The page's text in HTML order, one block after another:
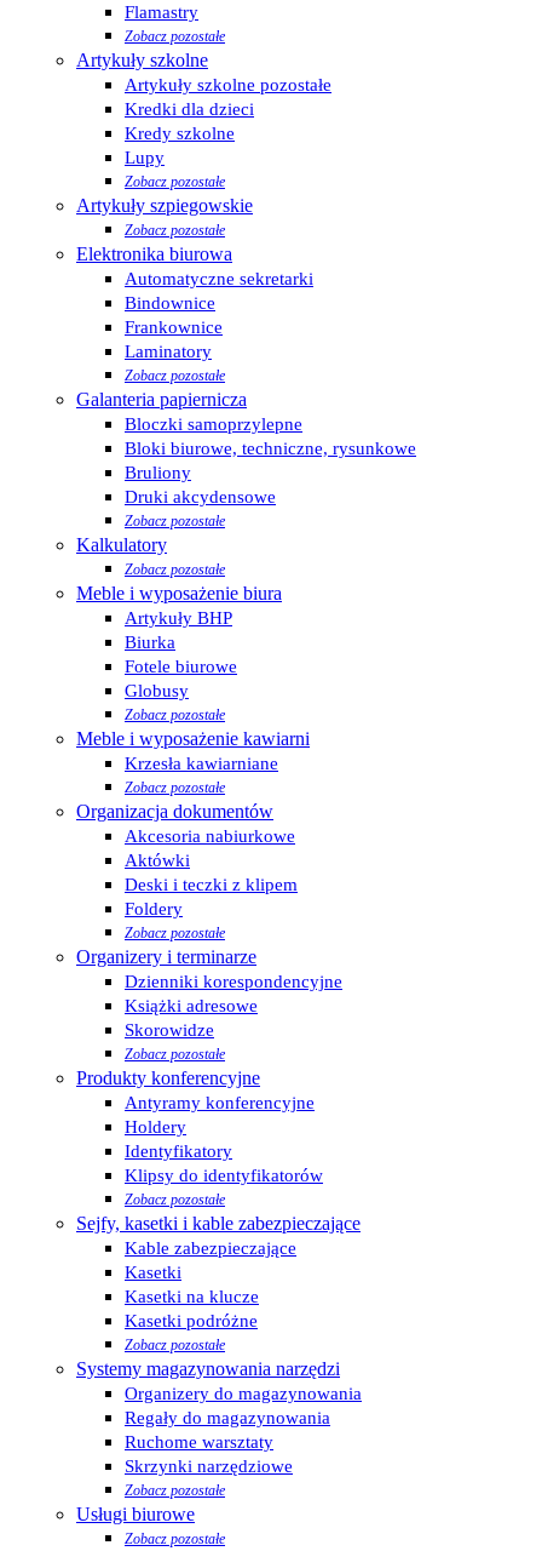
Flamastry
Zobacz pozostałe
Artykuły szkolne
Artykuły szkolne pozostałe
Kredki dla dzieci
Kredy szkolne
Lupy
Zobacz pozostałe
Artykuły szpiegowskie
Zobacz pozostałe
Elektronika biurowa
Automatyczne sekretarki
Bindownice
Frankownice
Laminatory
Zobacz pozostałe
Galanteria papiernicza
Bloczki samoprzylepne
Bloki biurowe, techniczne, rysunkowe
Bruliony
Druki akcydensowe
Zobacz pozostałe
Kalkulatory
Zobacz pozostałe
Meble i wyposażenie biura
Artykuły BHP
Biurka
Fotele biurowe
Globusy
Zobacz pozostałe
Meble i wyposażenie kawiarni
Krzesła kawiarniane
Zobacz pozostałe
Organizacja dokumentów
Akcesoria nabiurkowe
Aktówki
Deski i teczki z klipem
Foldery
Zobacz pozostałe
Organizery i terminarze
Dzienniki korespondencyjne
Książki adresowe
Skorowidze
Zobacz pozostałe
Produkty konferencyjne
Antyramy konferencyjne
Holdery
Identyfikatory
Klipsy do identyfikatorów
Zobacz pozostałe
Sejfy, kasetki i kable zabezpieczające
Kable zabezpieczające
Kasetki
Kasetki na klucze
Kasetki podróżne
Zobacz pozostałe
Systemy magazynowania narzędzi
Organizery do magazynowania
Regały do magazynowania
Ruchome warsztaty
Skrzynki narzędziowe
Zobacz pozostałe
Usługi biurowe
Zobacz pozostałe